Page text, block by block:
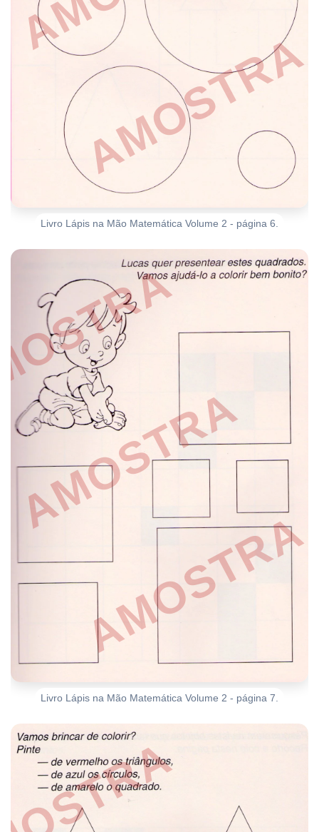
Livro Lápis na Mão Matemática Volume 2 - página 6.
Livro Lápis na Mão Matemática Volume 2 - página 7.